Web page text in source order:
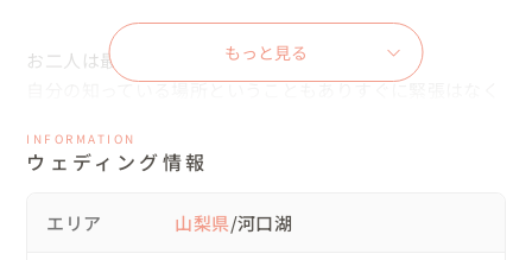
お二人は最初は緊張されておりましたが、
自分の知っている場所ということもありすぐに緊張はなく
すごく楽しんでおられました。
しに行きました。
もっと見る
INFORMATION
ウェディング情報
エリア 山梨県/河口湖